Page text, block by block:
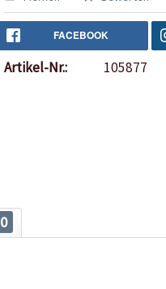
FACEBOOK
Artikel-Nr.: 105877
0